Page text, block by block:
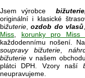
Jsem výrobce
originální i klasické
bižuterie ,ozdob do vlasů
Miss
korunky pro Miss
každodennímu nošení.
soupravy bižuterie
bižuterie v našem
plátci DPH. Vzory naší
neupravujeme.